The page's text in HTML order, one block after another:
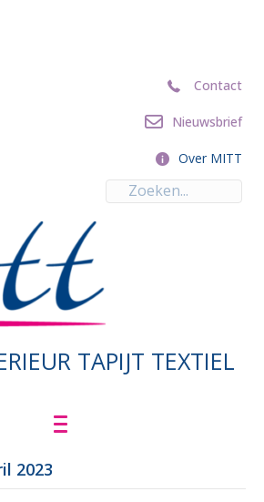
ContactContact
Nieuwsbrief
Nieuwsbrief
Over MITT
Over MITT
TAPIJT TEXTIEL
2023